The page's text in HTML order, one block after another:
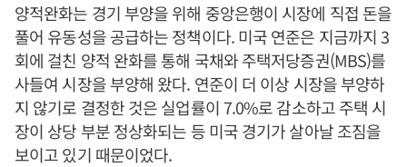
양적완화는 경기 부양을 위해 중앙은행이 시장에 직접 돈을
풀어 유동성을 공급하는 정책이다. 미국 연준은 지금까지 3
회에 걸친 양적 완화를 통해 국채와 주택저당증권(MBS)를
사들여 시장을 부양해 왔다. 연준이 더 이상 시장을 부양하
지 않기로 결정한 것은 실업률이 7.0%로 감소하고 주택 시
장이 상당 부분 정상화되는 등 미국 경기가 살아날 조짐을
보이고 있기 때문이었다.